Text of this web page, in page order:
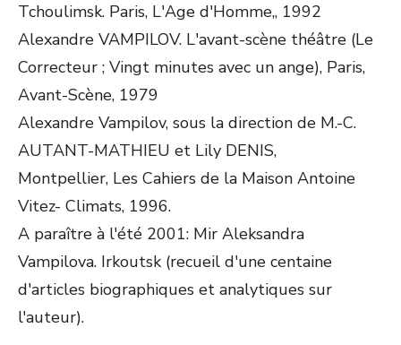
Tchoulimsk. Paris, L'Age d'Homme,, 1992
Alexandre VAMPILOV. L'avant-scène théâtre (Le
Correcteur ; Vingt minutes avec un ange), Paris,
Avant-Scène, 1979
Alexandre Vampilov, sous la direction de M.-C.
AUTANT-MATHIEU et Lily DENIS,
Montpellier, Les Cahiers de la Maison Antoine
Vitez- Climats, 1996.
A paraître à l'été 2001: Mir Aleksandra
Vampilova. Irkoutsk (recueil d'une centaine
d'articles biographiques et analytiques sur
l'auteur).